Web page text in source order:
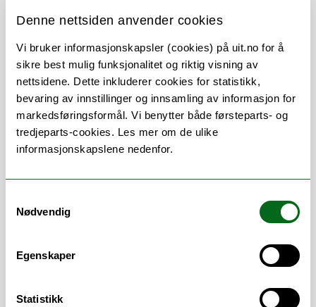
Denne nettsiden anvender cookies
Vi bruker informasjonskapsler (cookies) på uit.no for å
sikre best mulig funksjonalitet og riktig visning av
nettsidene. Dette inkluderer cookies for statistikk,
bevaring av innstillinger og innsamling av informasjon for
markedsføringsformål. Vi benytter både førsteparts- og
tredjeparts-cookies. Les mer om de ulike
informasjonskapslene nedenfor.
Nødvendig
Egenskaper
Statistikk
Om
Forskning og undervisning
Publikasjoner
Her finner du meg